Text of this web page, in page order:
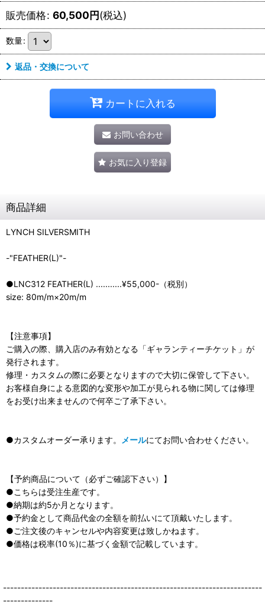
販売価格: 60,500円(税込)
数量:
返品・交換について
カートに入れる
お問い合わせ
お気に入り登録
商品詳細
LYNCH SILVERSMITH
-"FEATHER(L)"-
●LNC312 FEATHER(L) ...........¥55,000-（税別）
size: 80m/m×20m/m
【注意事項】
ご購入の際、購入店のみ有効となる「ギャランティーチケット」が
発行されます。
修理・カスタムの際に必要となりますので大切に保管して下さい。
お客様自身による意図的な変形や加工が見られる物に関しては修理
をお受け出来ませんので何卒ご了承下さい。
●カスタムオーダー承ります。 メールにてお問い合わせください。
【予約商品について（必ずご確認下さい）】
●こちらは受注生産です。
●納期は約5か月となります。
●予約金として商品代金の全額を前払いにて頂戴いたします。
●ご注文後のキャンセルや内容変更は致しかねます。
●価格は税率(10％)に基づく金額で記載しています。
-------------------------------------------------------------------------
--------------